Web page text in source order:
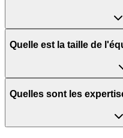
Quelle est la taille de
Quelles sont les